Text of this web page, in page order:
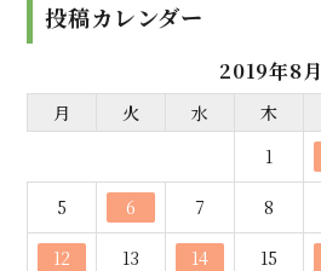
投稿カレンダー
2019年8月
月 火 水 木
1
5 6 7 8
12 13 14 15